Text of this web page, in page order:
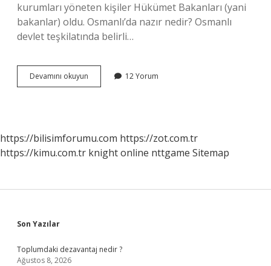
kurumları yöneten kişiler Hükümet Bakanları (yani
bakanlar) oldu. Osmanlı’da nazır nedir? Osmanlı
devlet teşkilatında belirli…
Devamını okuyun Osmanlı
Döneminde
12 Yorum
https://bilisimforumu.com https://zot.com.tr
https://kimu.com.tr knight online nttgame Sitemap
Sidebar
Son Yazılar
Toplumdaki dezavantaj nedir ?
Ağustos 8, 2026